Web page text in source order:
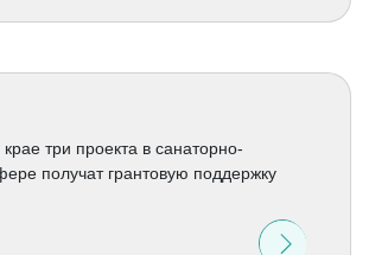
три проекта в санаторно-
получат грантовую поддержку